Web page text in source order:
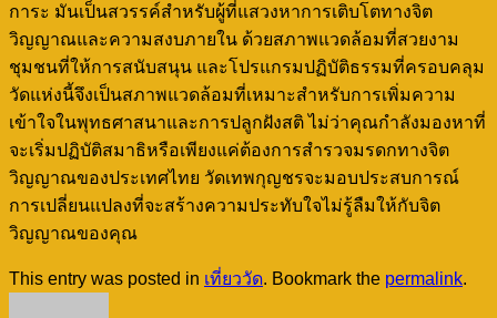
การะ มันเป็นสวรรค์สำหรับผู้ที่แสวงหาการเติบโตทางจิต
วิญญาณและความสงบภายใน ด้วยสภาพแวดล้อมที่สวยงาม
ชุมชนที่ให้การสนับสนุน และโปรแกรมปฏิบัติธรรมที่ครอบคลุม
วัดแห่งนี้จึงเป็นสภาพแวดล้อมที่เหมาะสำหรับการเพิ่มความ
เข้าใจในพุทธศาสนาและการปลูกฝังสติ ไม่ว่าคุณกำลังมองหาที่
จะเริ่มปฏิบัติสมาธิหรือเพียงแค่ต้องการสำรวจมรดกทางจิต
วิญญาณของประเทศไทย วัดเทพกุญชรจะมอบประสบการณ์
การเปลี่ยนแปลงที่จะสร้างความประทับใจไม่รู้ลืมให้กับจิต
วิญญาณของคุณ
This entry was posted in เที่ยววัด. Bookmark the permalink.